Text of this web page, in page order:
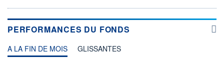
PERFORMANCES DU FONDS
A LA FIN DE MOIS GLISSANTES